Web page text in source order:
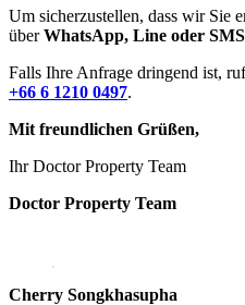
Um sicherzustellen, dass wir Sie
überWhatsApp, Line oder SMS
Falls Ihre Anfrage dringend ist,
+66 6 1210 0497.
Mit freundlichen Grüßen,
Ihr Doctor Property Team
Doctor Property Team
Cherry Songkhasupha